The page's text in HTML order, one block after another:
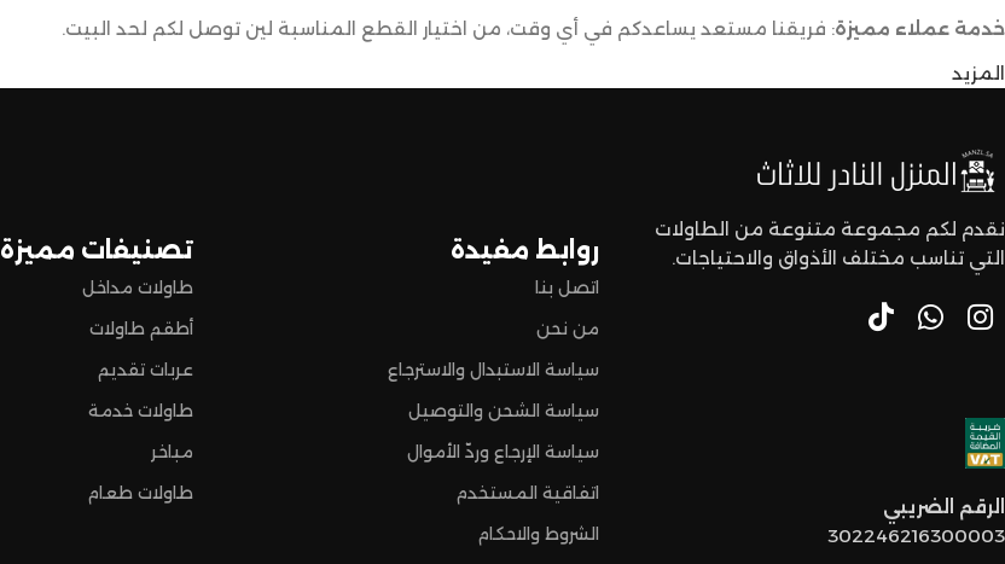
خدمة عملاء مميزة: فريقنا مستعد يساعدكم في أي وقت، من اختيار القطع المناسبة لين توصل لكم لحد البيت.
اختاروا الراحة والأناقة من المنزل النادر للاثاث الآن وعيشوا تجربة تسوق مميزة.
المزيد
روابط مفيدة
اتصل بنا
من نحن
سياسة الاستبدال والاسترجاع
سياسة الشحن والتوصيل
سياسة الإرجاع وردّ الأموال
اتفاقية المستخدم
الشروط والاحكام
تصنيفات مميزة
طاولات مداخل
أطقم طاولات
عربات تقديم
طاولات خدمة
مباخر
طاولات طعام
نقدم لكم مجموعة متنوعة من الطاولات
التي تناسب مختلف الأذواق والاحتياجات.
الرقم الضريبي
302246216300003